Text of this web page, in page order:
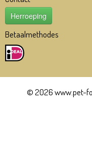
Herroeping
Betaalmethodes
© 2026 www.pet-